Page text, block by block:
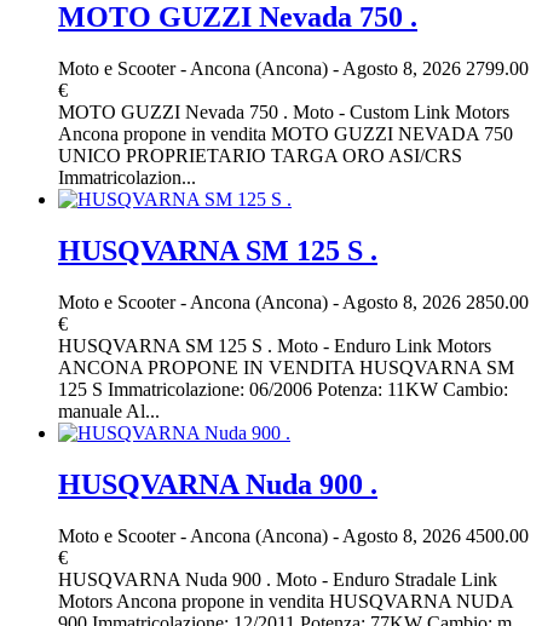
MOTO GUZZI Nevada 750 .
Moto e Scooter- Ancona (Ancona) - Agosto 8, 2026 2799.00
€
MOTO GUZZI Nevada 750 . Moto - Custom Link Motors
Ancona propone in vendita MOTO GUZZI NEVADA 750
UNICO PROPRIETARIO TARGA ORO ASI/CRS
Immatricolazion...
HUSQVARNA SM 125 S .
Moto e Scooter- Ancona (Ancona) - Agosto 8, 2026 2850.00
€
HUSQVARNA SM 125 S . Moto - Enduro Link Motors
ANCONA PROPONE IN VENDITA HUSQVARNA SM
125 S Immatricolazione: 06/2006 Potenza: 11KW Cambio:
manuale Al...
HUSQVARNA Nuda 900 .
Moto e Scooter- Ancona (Ancona) - Agosto 8, 2026 4500.00
€
HUSQVARNA Nuda 900 . Moto - Enduro Stradale Link
Motors Ancona propone in vendita HUSQVARNA NUDA